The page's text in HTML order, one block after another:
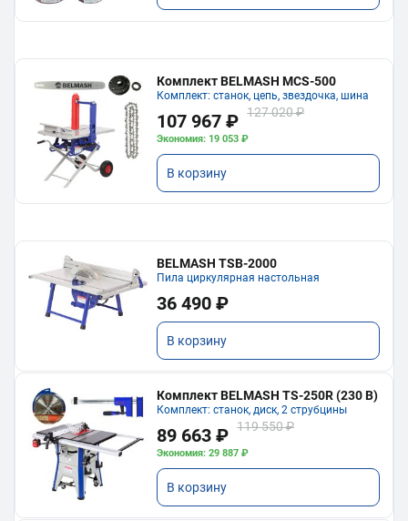
Комплект BELMASH MCS-500
Комплект: станок, цепь, звездочка, шина
107 967 ₽ 127 020 ₽
Экономия: 19 053 ₽
В корзину
BELMASH TSB-2000
Пила циркулярная настольная
36 490 ₽
В корзину
Комплект BELMASH TS-250R (230 В)
Комплект: станок, диск, 2 струбцины
89 663 ₽ 119 550 ₽
Экономия: 29 887 ₽
В корзину